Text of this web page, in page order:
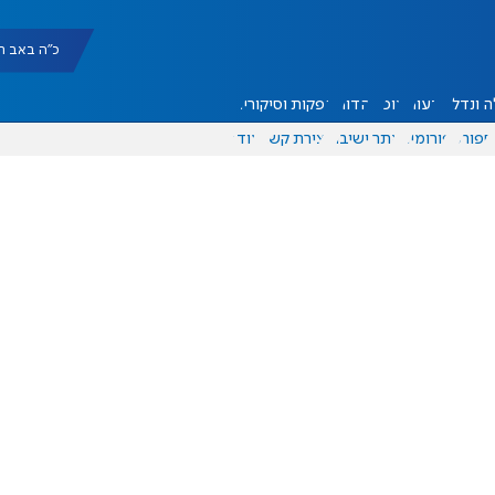
כ"ה באב תשפ"ו
ונדל"ן דעות אוכל יהדות הפקות וסיקורים
ספורט פורומים אתר ישיבה יצירת קשר עוד